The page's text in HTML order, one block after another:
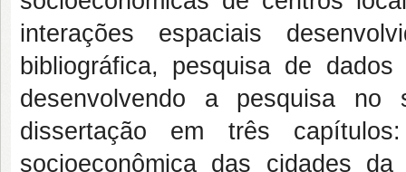
interações espaciais
bibliográfica, pesquisa de
desenvolvendo a pesquisa no
dissertação em três
socioeconômica das cidades